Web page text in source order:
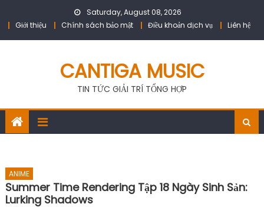
Saturday, August 08, 2026
Giới thiệu
Chính sách bảo mật Điều khoản dịch vụ Liên hệ
CANTIGA MUSIC
TIN TỨC GIẢI TRÍ TỔNG HỢP
ANIME
Summer Time Rendering Tập 18 Ngày Sinh Sản:
Lurking Shadows